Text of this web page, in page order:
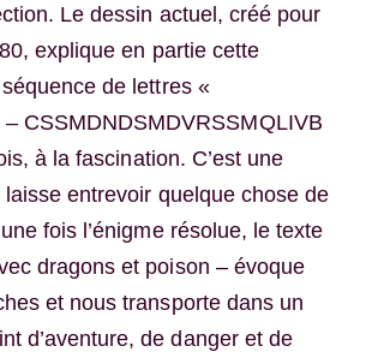
Le dessin actuel, créé pour
explique en partie cette
de lettres «
CSSMDNDSMDVRSSMQLIVB
à la fascination. C’est une
entrevoir quelque chose de
fois l’énigme résolue, le texte
dragons et poison – évoque
et nous transporte dans un
d’aventure, de danger et de